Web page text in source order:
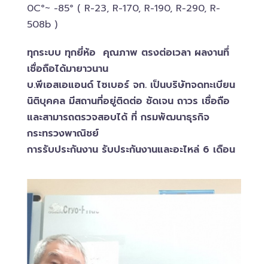
0C°~ -​85° ( R-23, R-170, R-190, R-290, R-
508b )
ทุกระบบ ทุกยี่ห้อ คุณภาพ ตรงต่อเวลา ผลงานทึ่
เชื่อถือได้มายาวนาน
บ.พีเอสเอ​แอนด์ ไซเบอร์​ จก. เป็นบริษัทจดทะเบียน
นิติบุคคล​ มีสถานที่อยู่ติดต่อ ชัดเจน ถาวร เชื่อถือ
และสามารถตรวจสอบ​ได้ ที่ กรมพัฒนาธุรกิจ​
กระทรวงพาณิชย์
การรับประกันงาน รับประกันงานและอะไหล่ 6 เดือน